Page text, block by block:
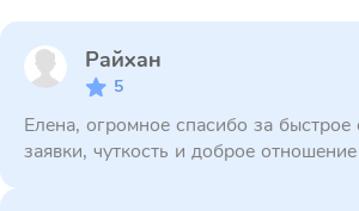
Райхан
5
Елена, огромное спасибо за
заявки, чуткость и доброе